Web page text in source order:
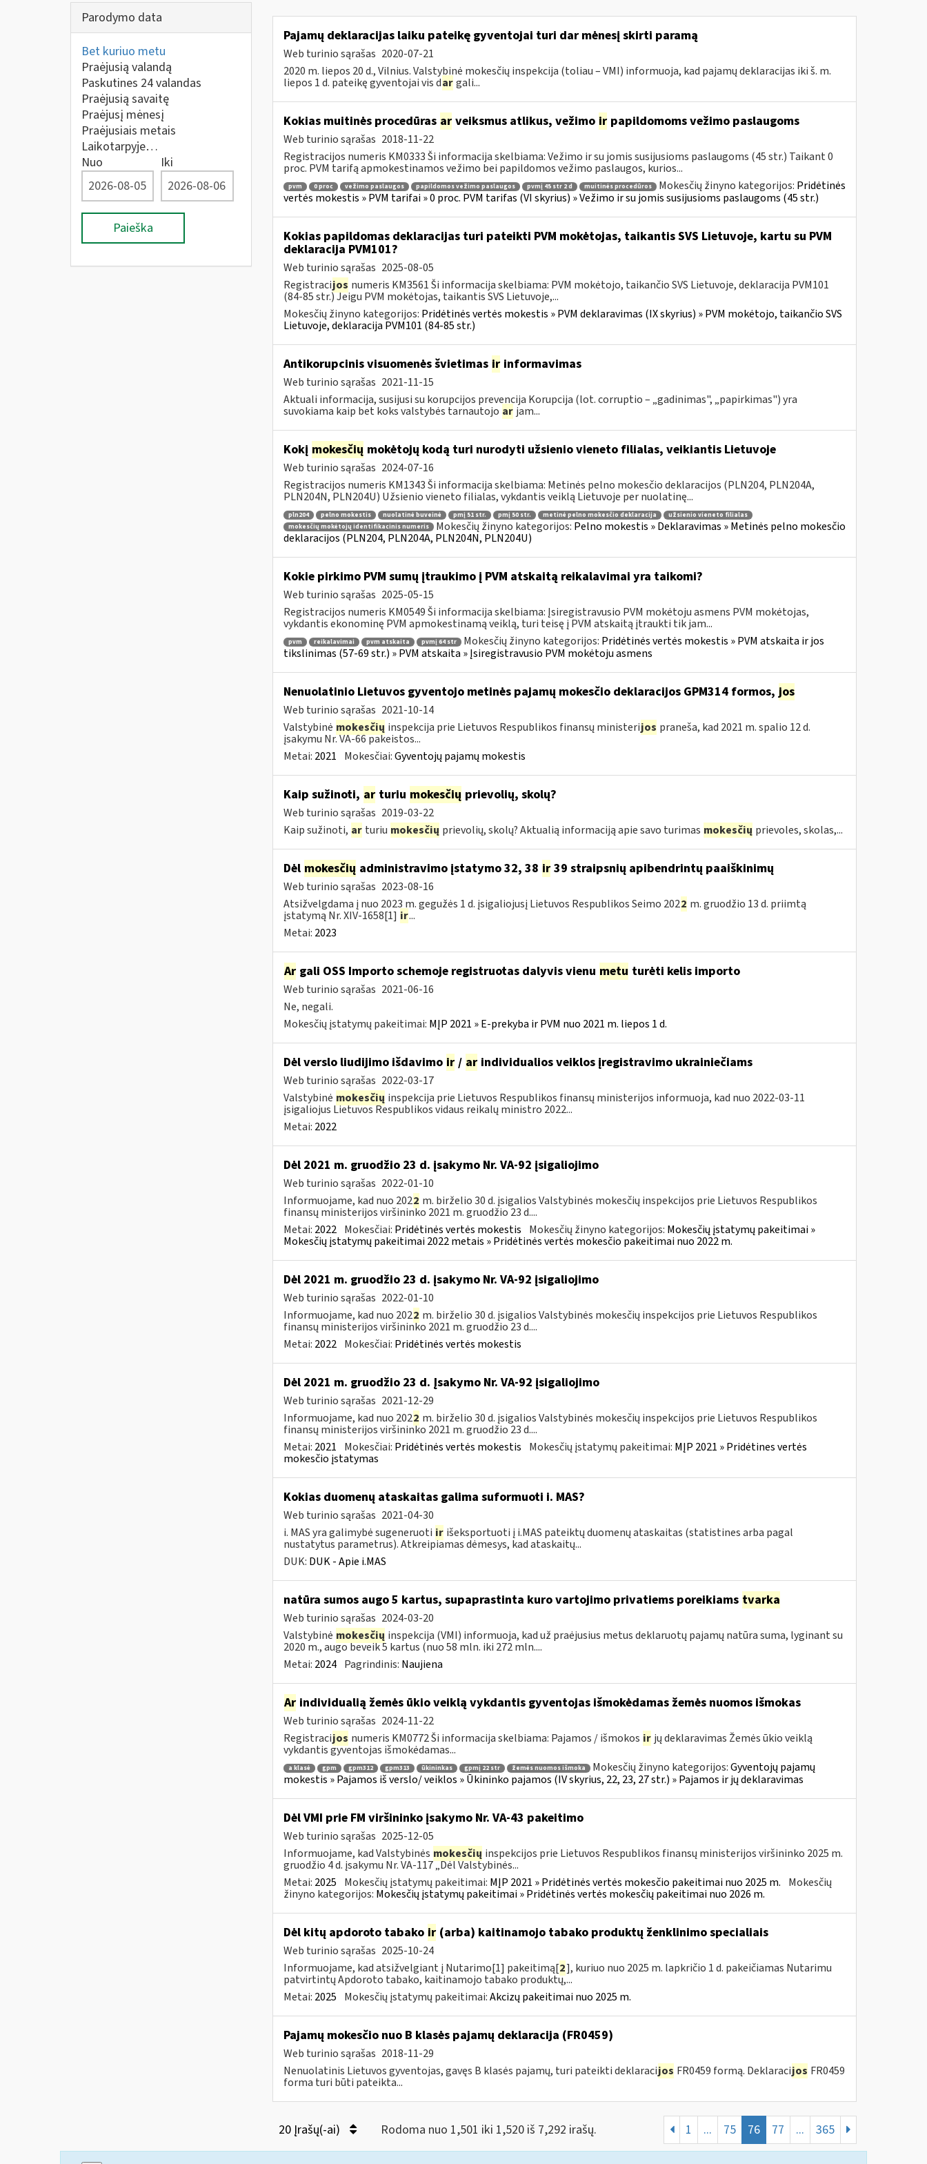
Parodymo data
Bet kuriuo metu
Praėjusią valandą
Paskutines 24 valandas
Praėjusią savaitę
Praėjusį mėnesį
Praėjusiais metais
Laikotarpyje…
Nuo
Iki
Paieška
Pajamų deklaracijas laiku pateikę gyventojai turi dar mėnesį skirti paramą
Web turinio sąrašas 2020-07-21
2020 m. liepos 20 d., Vilnius. Valstybinė mokesčių inspekcija (toliau – VMI) informuoja, kad pajamų deklaracijas iki š. m.
liepos 1 d. pateikę gyventojai vis dar gali...
Kokias muitinės procedūras arveiksmus atlikus, vežimo irpapildomoms vežimo paslaugoms
Web turinio sąrašas 2018-11-22
Registracijos numeris KM0333 Ši informacija skelbiama: Vežimo ir su jomis susijusioms paslaugoms (45 str.) Taikant 0
proc. PVM tarifą apmokestinamos vežimo bei papildomos vežimo paslaugos, kurios...
pvm 0 proc vežimo paslaugos papildomos vežimo paslaugos pvmį 45 str 2 d muitinės procedūros Mokesčių žinyno kategorijos: Pridėtinės
vertės mokestis » PVM tarifai » 0 proc. PVM tarifas (VI skyrius) » Vežimo ir su jomis susijusioms paslaugoms (45 str.)
Kokias papildomas deklaracijas turi pateikti PVM mokėtojas, taikantis SVS Lietuvoje, kartu su PVM
deklaracija PVM101?
Web turinio sąrašas 2025-08-05
Registracijos numeris KM3561 Ši informacija skelbiama: PVM mokėtojo, taikančio SVS Lietuvoje, deklaracija PVM101
(84-85 str.) Jeigu PVM mokėtojas, taikantis SVS Lietuvoje,...
Mokesčių žinyno kategorijos: Pridėtinės vertės mokestis » PVM deklaravimas (IX skyrius) » PVM mokėtojo, taikančio SVS
Lietuvoje, deklaracija PVM101 (84-85 str.)
Antikorupcinis visuomenės švietimas irinformavimas
Web turinio sąrašas 2021-11-15
Aktuali informacija, susijusi su korupcijos prevencija Korupcija (lot. corruptio – „gadinimas", „papirkimas") yra
suvokiama kaip bet koks valstybės tarnautojo ar jam...
Kokį mokesčių mokėtojų kodą turi nurodyti užsienio vieneto filialas, veikiantis Lietuvoje
Web turinio sąrašas 2024-07-16
Registracijos numeris KM1343 Ši informacija skelbiama: Metinės pelno mokesčio deklaracijos (PLN204, PLN204A,
PLN204N, PLN204U) Užsienio vieneto filialas, vykdantis veiklą Lietuvoje per nuolatinę...
pln204 pelno mokestis nuolatinė buveinė pmį 51 str. pmį 50 str. metinė pelno mokesčio deklaracija
užsienio vieneto filialas
mokesčių mokėtojų identifikacinis numeris
Mokesčių žinyno kategorijos: Pelno mokestis » Deklaravimas » Metinės pelno mokesčio
deklaracijos (PLN204, PLN204A, PLN204N, PLN204U)
Kokie pirkimo PVM sumų įtraukimo į PVM atskaitą reikalavimai yra taikomi?
Web turinio sąrašas 2025-05-15
Registracijos numeris KM0549 Ši informacija skelbiama: Įsiregistravusio PVM mokėtoju asmens PVM mokėtojas,
vykdantis ekonominę PVM apmokestinamą veiklą, turi teisę į PVM atskaitą įtraukti tik jam...
pvm reikalavimai pvm atskaita pvmį 64 str Mokesčių žinyno kategorijos: Pridėtinės vertės mokestis » PVM atskaita ir jos
tikslinimas (57-69 str.) » PVM atskaita » Įsiregistravusio PVM mokėtoju asmens
Nenuolatinio Lietuvos gyventojo metinės pajamų mokesčio deklaracijos GPM314 formos, jos
Web turinio sąrašas 2021-10-14
Valstybinė mokesčių inspekcija prie Lietuvos Respublikos finansų ministerijos praneša, kad 2021 m. spalio 12 d.
įsakymu Nr. VA-66 pakeistos...
Metai: 2021 Mokesčiai:Gyventojų pajamų mokestis
Kaip sužinoti, arturiu mokesčių prievolių, skolų?
Web turinio sąrašas 2019-03-22
Kaip sužinoti, ar turiu mokesčių prievolių, skolų? Aktualią informaciją apie savo turimas mokesčių prievoles, skolas,...
Dėl mokesčių administravimo įstatymo 32, 38 ir39 straipsnių apibendrintų paaiškinimų
Web turinio sąrašas 2023-08-16
Atsižvelgdama į nuo 2023 m. gegužės 1 d. įsigaliojusį Lietuvos Respublikos Seimo 2022 m. gruodžio 13 d. priimtą
įstatymą Nr. XIV-1658[1] ir...
Metai: 2023
Argali OSS Importo schemoje registruotas dalyvis vienu metu turėti kelis importo
Web turinio sąrašas 2021-06-16
Ne, negali.
Mokesčių įstatymų pakeitimai: MĮP 2021 » E-prekyba ir PVM nuo 2021 m. liepos 1 d.
Dėl verslo liudijimo išdavimo ir/ arindividualios veiklos įregistravimo ukrainiečiams
Web turinio sąrašas 2022-03-17
Valstybinė mokesčių inspekcija prie Lietuvos Respublikos finansų ministerijos informuoja, kad nuo 2022-03-11
įsigaliojus Lietuvos Respublikos vidaus reikalų ministro 2022...
Metai: 2022
Dėl 2021 m. gruodžio 23 d. įsakymo Nr. VA-92 įsigaliojimo
Web turinio sąrašas 2022-01-10
Informuojame, kad nuo 2022 m. birželio 30 d. įsigalios Valstybinės mokesčių inspekcijos prie Lietuvos Respublikos
finansų ministerijos viršininko 2021 m. gruodžio 23 d....
Metai: 2022 Mokesčiai: Pridėtinės vertės mokestis Mokesčių žinyno kategorijos: Mokesčių įstatymų pakeitimai »
Mokesčių įstatymų pakeitimai 2022 metais » Pridėtinės vertės mokesčio pakeitimai nuo 2022 m.
Dėl 2021 m. gruodžio 23 d. įsakymo Nr. VA-92 įsigaliojimo
Web turinio sąrašas 2022-01-10
Informuojame, kad nuo 2022 m. birželio 30 d. įsigalios Valstybinės mokesčių inspekcijos prie Lietuvos Respublikos
finansų ministerijos viršininko 2021 m. gruodžio 23 d....
Metai: 2022 Mokesčiai: Pridėtinės vertės mokestis
Dėl 2021 m. gruodžio 23 d. Įsakymo Nr. VA-92 įsigaliojimo
Web turinio sąrašas 2021-12-29
Informuojame, kad nuo 2022 m. birželio 30 d. įsigalios Valstybinės mokesčių inspekcijos prie Lietuvos Respublikos
finansų ministerijos viršininko 2021 m. gruodžio 23 d....
Metai: 2021 Mokesčiai: Pridėtinės vertės mokestis Mokesčių įstatymų pakeitimai: MĮP 2021 » Pridėtines vertės
mokesčio įstatymas
Kokias duomenų ataskaitas galima suformuoti i. MAS?
Web turinio sąrašas 2021-04-30
i. MAS yra galimybė sugeneruoti ir išeksportuoti į i.MAS pateiktų duomenų ataskaitas (statistines arba pagal
nustatytus parametrus). Atkreipiamas dėmesys, kad ataskaitų...
DUK: DUK - Apie i.MAS
natūra sumos augo 5 kartus, supaprastinta kuro vartojimo privatiems poreikiams tvarka
Web turinio sąrašas 2024-03-20
Valstybinė mokesčių inspekcija (VMI) informuoja, kad už praėjusius metus deklaruotų pajamų natūra suma, lyginant su
2020 m., augo beveik 5 kartus (nuo 58 mln. iki 272 mln....
Metai: 2024 Pagrindinis: Naujiena
Arindividualią žemės ūkio veiklą vykdantis gyventojas išmokėdamas žemės nuomos išmokas
Web turinio sąrašas 2024-11-22
Registracijos numeris KM0772 Ši informacija skelbiama: Pajamos / išmokos ir jų deklaravimas Žemės ūkio veiklą
vykdantis gyventojas išmokėdamas...
a klasė gpm gpm312 gpm313 ūkininkas gpmį 22 str žemės nuomos išmoka Mokesčių žinyno kategorijos:Gyventojų pajamų
mokestis » Pajamos iš verslo/ veiklos » Ūkininko pajamos (IV skyrius, 22, 23, 27 str.) » Pajamos ir jų deklaravimas
Dėl VMI prie FM viršininko įsakymo Nr. VA-43 pakeitimo
Web turinio sąrašas 2025-12-05
Informuojame, kad Valstybinės mokesčių inspekcijos prie Lietuvos Respublikos finansų ministerijos viršininko 2025 m.
gruodžio 4 d. įsakymu Nr. VA-117 „Dėl Valstybinės...
Metai: 2025 Mokesčių įstatymų pakeitimai: MĮP 2021 » Pridėtinės vertės mokesčio pakeitimai nuo 2025 m. Mokesčių
žinyno kategorijos: Mokesčių įstatymų pakeitimai » Pridėtinės vertės mokesčių pakeitimai nuo 2026 m.
Dėl kitų apdoroto tabako ir(arba) kaitinamojo tabako produktų ženklinimo specialiais
Web turinio sąrašas 2025-10-24
Informuojame, kad atsižvelgiant į Nutarimo[1] pakeitimą[2], kuriuo nuo 2025 m. lapkričio 1 d. pakeičiamas Nutarimu
patvirtintų Apdoroto tabako, kaitinamojo tabako produktų,...
Metai: 2025 Mokesčių įstatymų pakeitimai:Akcizų pakeitimai nuo 2025 m.
Pajamų mokesčio nuo B klasės pajamų deklaracija (FR0459)
Web turinio sąrašas 2018-11-29
Nenuolatinis Lietuvos gyventojas, gavęs B klasės pajamų, turi pateikti deklaracijos FR0459 formą. Deklaracijos FR0459
forma turi būti pateikta...
20 Įrašų(-ai) Rodoma nuo 1,501 iki 1,520 iš 7,292 irašų. 1 ... 75 76 77 ... 365